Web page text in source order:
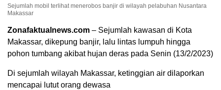
Sejumlah mobil terlihat menerobos banjir di wilayah pelabuhan Nusantara
Makassar
Zonafaktualnews.com – Sejumlah kawasan di Kota
Makassar, dikepung banjir, lalu lintas lumpuh hingga
pohon tumbang akibat hujan deras pada Senin (13/2/2023)
Di sejumlah wilayah Makassar, ketinggian air dilaporkan
mencapai lutut orang dewasa